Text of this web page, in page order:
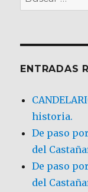
por:
ENTRADAS
historia.
De paso
del
De paso
del